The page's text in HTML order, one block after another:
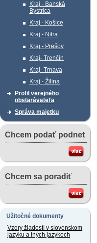
Kraj - Banská
Bystrica
Kraj - Košice
Kraj - Nitra
Kraj - Prešov
Kraj- Trenčín
Kraj- Trnava
Kraj - Žilina
Profil verejného
obstarávateľa
Správa majetku
Chcem podať podnet
Chcem sa poradiť
Užitočné dokumenty
Vzory žiadostí v slovenskom
jazyku a iných jazykoch